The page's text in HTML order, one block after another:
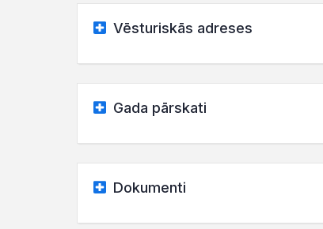
Vēsturiskās adreses
Gada pārskati
Dokumenti